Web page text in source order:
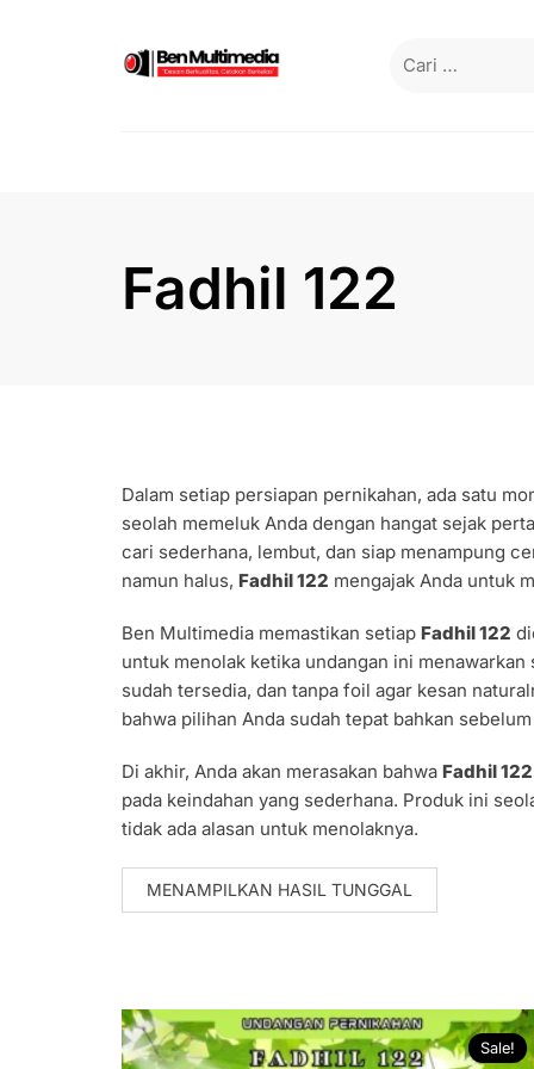
Fadhil 122
Dalam setiap persiapan pernikahan, ada satu
seolah memeluk Anda dengan hangat sejak
cari sederhana, lembut, dan siap menampung
namun halus, Fadhil 122 mengajak Anda untuk
Ben Multimedia memastikan setiap Fadhil 122
untuk menolak ketika undangan ini
sudah tersedia, dan tanpa foil agar kesan
bahwa pilihan Anda sudah tepat bahkan
Di akhir, Anda akan merasakan bahwa Fadhil 122
pada keindahan yang sederhana. Produk ini
tidak ada alasan untuk menolaknya.
MENAMPILKAN HASIL TUNGGAL
Sale!